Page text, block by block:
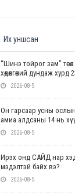
Их уншсан
“Шинэ тойрог зам”
хөдөлгөөний дундаж
2026-08-5
Он гарсаар усны
амиа алдсаны 14 нь
2026-08-5
Ирэх онд САЙД нар
мэдэлтэй байх вэ?
2026-08-5